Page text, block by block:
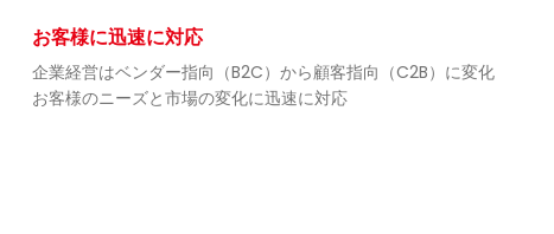
お客様に迅速に対応
企業経営はベンダー指向（B2C）から顧客指向（C2B）に変化
お客様のニーズと市場の変化に迅速に対応